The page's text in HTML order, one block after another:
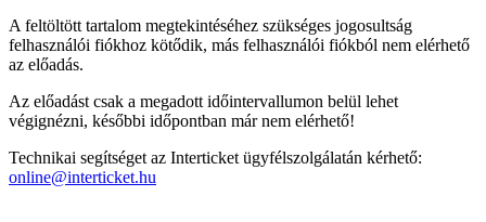
A feltöltött tartalom megtekintéséhez szükséges jogosultság
felhasználói fiókhoz kötődik, más felhasználói fiókból nem elérhető
az előadás.
Az előadást csak a megadott időintervallumon belül lehet
végignézni, későbbi időpontban már nem elérhető!
Technikai segítséget az Interticket ügyfélszolgálatán kérhető:
online@interticket.hu